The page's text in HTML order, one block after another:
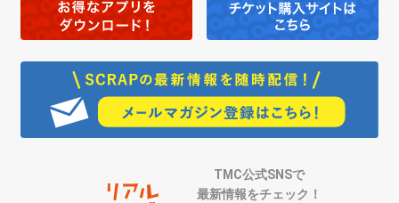
TMC公式SNSで
最新情報をチェック！